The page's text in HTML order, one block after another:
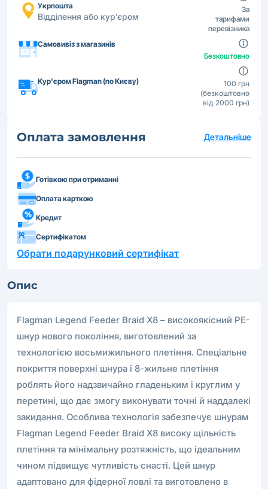
Укрпошта
Відділення або кур’єром
За
тарифами
перевізника
Самовивіз з магазинів
Безкоштовно
Кур'єром Flagman (по Києву)
100 грн
(безкоштовно
від 2000 грн)
Оплата замовлення Детальніше
Готівкою при отриманні
Оплата карткою
Кредит
Сертифікатом
Обрати подарунковий сертифікат
Опис
Flagman Legend Feeder Braid X8 – високоякісний PE-
шнур нового покоління, виготовлений за
технологією восьмижильного плетіння. Спеціальне
покриття поверхні шнура і 8-жильне плетіння
роблять його надзвичайно гладеньким і круглим у
перетині, що дає змогу виконувати точні й наддалекі
закидання. Особлива технологія забезпечує шнурам
Flagman Legend Feeder Braid X8 високу щільність
плетіння та мінімальну розтяжність, що ідеальним
чином підвищує чутливість снасті. Цей шнур
адаптовано для фідерної ловлі та виготовлено в